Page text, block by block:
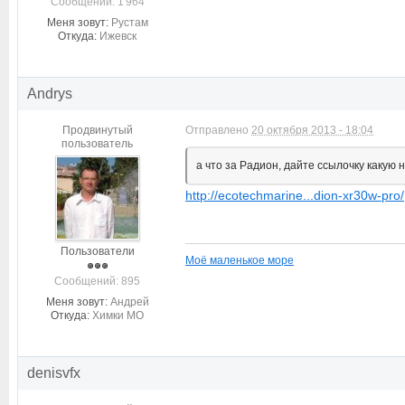
Меня зовут: Рустам
Откуда: Ижевск
Andrys
Продвинутый
пользователь
Пользователи
Cообщений: 895
Меня зовут: Андрей
Откуда: Химки МО
Отправлено 20 октября 2013 - 18:04
а что за Радион, дайте ссылочку какую
http://ecotechmarine...dion-xr30w-pro/
Моё маленькое море
denisvfx